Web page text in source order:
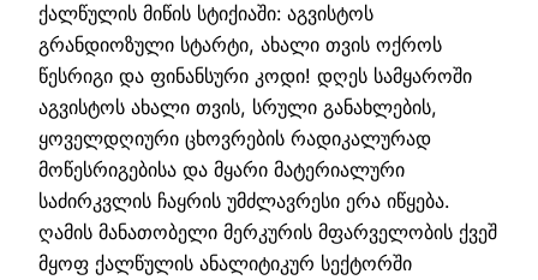
ქალწულის მიწის სტიქიაში: აგვისტოს
გრანდიოზული სტარტი, ახალი თვის ოქროს
წესრიგი და ფინანსური კოდი! დღეს სამყაროში
აგვისტოს ახალი თვის, სრული განახლების,
ყოველდღიური ცხოვრების რადიკალურად
მოწესრიგებისა და მყარი მატერიალური
საძირკვლის ჩაყრის უმძლავრესი ერა იწყება.
ღამის მანათობელი მერკურის მფარველობის ქვეშ
მყოფ ქალწულის ანალიტიკურ სექტორში